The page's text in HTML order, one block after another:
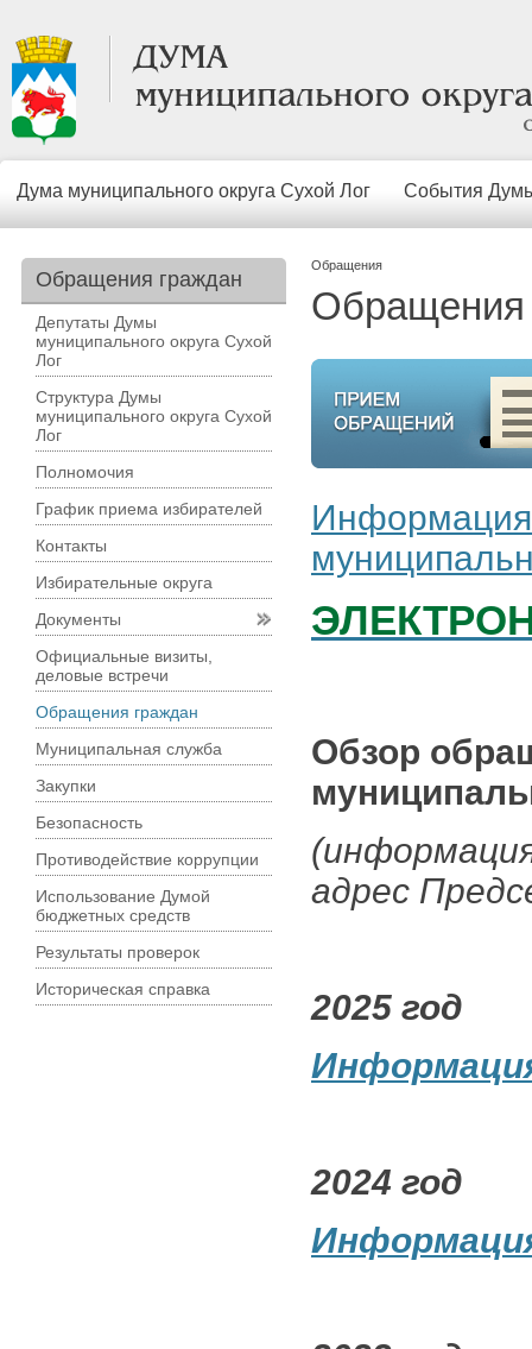
Дума муниципального округа Сухой Лог События
Обращения
Обращения
Обзор
адрес
2025 год
2024 год
Обращения граждан
Депутаты Думы
муниципального округа Сухой
Лог
Структура Думы
муниципального округа Сухой
Лог
Полномочия
График приема избирателей
Контакты
Избирательные округа
Документы
Официальные визиты,
деловые встречи
Обращения граждан
Муниципальная служба
Закупки
Безопасность
Противодействие коррупции
Использование Думой
бюджетных средств
Результаты проверок
Историческая справка